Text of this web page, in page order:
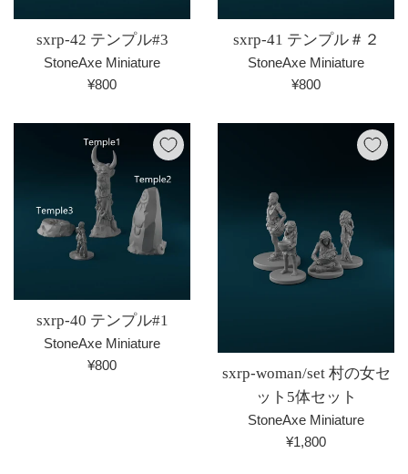
sxrp-42 テンプル#3
StoneAxe Miniature
通
価
格
¥800
sxrp-41 テンプル＃２
StoneAxe Miniature
通
価
¥800
sxrp-40 テンプル#1
StoneAxe Miniature
通
¥800
sxrp-woman/set 村の女セ
ット5体セット
StoneAxe Miniature
通
¥1,800